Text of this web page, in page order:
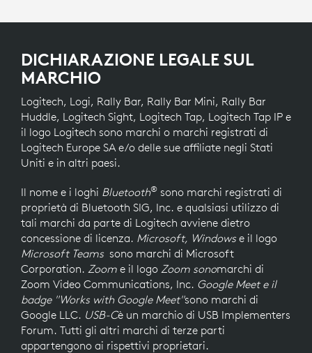
DICHIARAZIONE LEGALE SUL
MARCHIO
Logitech, Logi, Rally Bar, Rally Bar Mini, Rally Bar
Huddle, Logitech Sight, Logitech Tap, Logitech Tap IP e
il logo Logitech sono marchi o marchi registrati di
Logitech Europe SA e/o delle sue affiliate negli Stati
Uniti e in altri paesi.
Il nome e i loghi Bluetooth® sono marchi registrati di
proprietà di Bluetooth SIG, Inc. e qualsiasi utilizzo di
tali marchi da parte di Logitech avviene dietro
concessione di licenza. Microsoft, Windowse il logo
Microsoft Teams sono marchi di Microsoft
Corporation. Zoom e il logo Zoom sonomarchi di
Zoom Video Communications, Inc. Google Meet e il
badge "Works with Google Meet"sono marchi di
Google LLC. USB-Cè un marchio di USB Implementers
Forum. Tutti gli altri marchi di terze parti
appartengono ai rispettivi proprietari.